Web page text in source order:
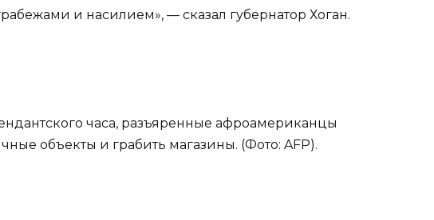
и насилием», — сказал губернатор Хоган.
часа, разъяренные афроамериканцы
объекты и грабить магазины. (Фото: AFP).